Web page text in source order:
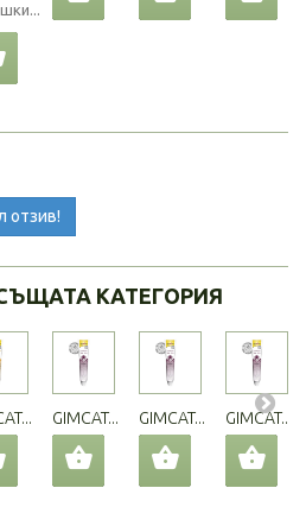
отзив!
КАТЕГОРИЯ
GIMCAT... GIMCAT... GIMCAT...